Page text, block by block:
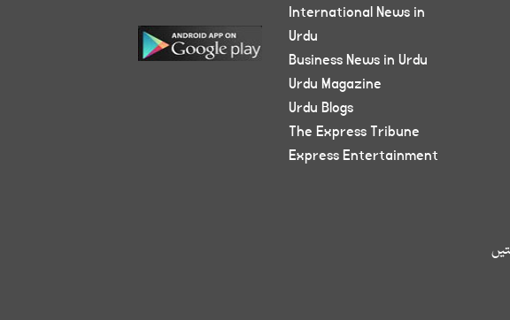
International News in
Urdu
Business News in Urdu
Urdu Magazine
Urdu Blogs
The Express Tribune
Express Entertainment